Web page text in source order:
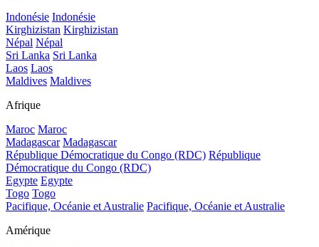
Indonésie Indonésie
Kirghizistan Kirghizistan
Népal Népal
Sri Lanka Sri Lanka
Laos Laos
Maldives Maldives
Afrique
Maroc Maroc
Madagascar Madagascar
République Démocratique du Congo (RDC) République
Démocratique du Congo (RDC)
Egypte Egypte
Togo Togo
Pacifique, Océanie et Australie Pacifique, Océanie et Australie
Amérique